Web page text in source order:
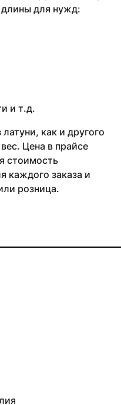
длины для нужд:
и т.д.
как и другого
Цена в прайсе
стоимость
каждого заказа и
розница.